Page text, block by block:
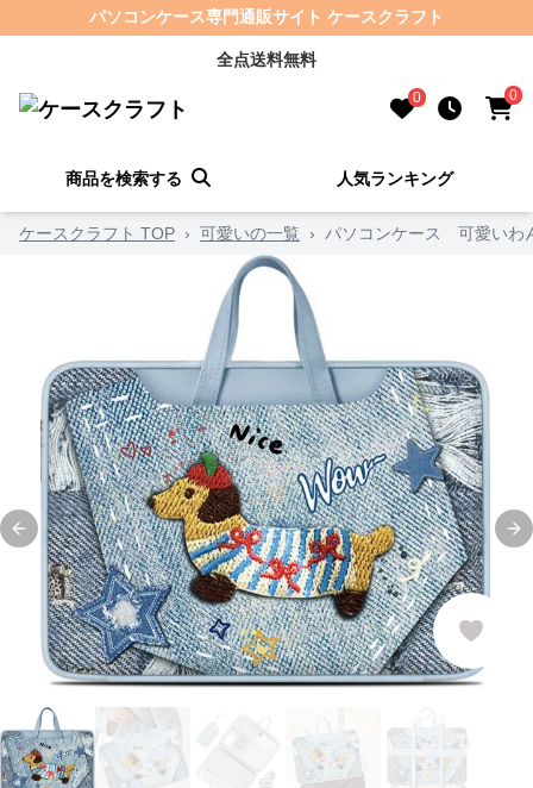
パソコンケース専門通販サイト ケースクラフト
全点送料無料
0 0
商品を検索する 人気ランキング
ケースクラフト TOP › 可愛いの一覧 › パソコンケース 可愛いわ
Previous slide